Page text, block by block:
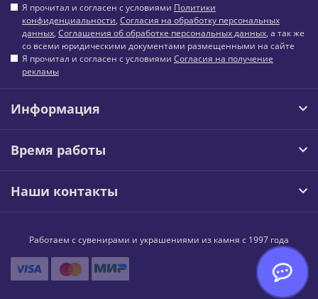
Я прочитал и согласен с условиями Политики
конфиденциальности, Согласия на обработку персональных
данных, Соглашения об обработке персональных данных, а так же
со всеми юридическими документами размещенными на сайте
Я прочитал и согласен с условиями Согласия на получение
рекламы
Информация
Время работы
Наши контакты
Работаем с сувенирами и украшениями из камня с 1997 года